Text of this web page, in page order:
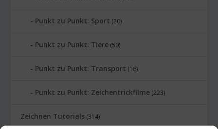
Punkt zu Punkt: Sport (20)
Punkt zu Punkt: Tiere (50)
Punkt zu Punkt: Transport (16)
Punkt zu Punkt: Zeichentrickfilme (223)
Zeichnen Tutorials (314)